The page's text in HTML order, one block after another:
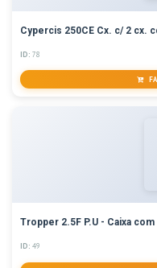
Cypercis 250CE Cx. c/ 2 cx.
ID: 78
Tropper 2.5F P.U - Caixa
ID: 49